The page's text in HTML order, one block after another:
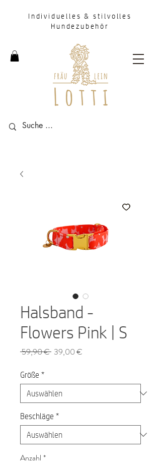
Individuelles & stilvolles
Hundezubehör
Halsband -
Flowers Pink | S
59,90 € Standardpreis
39,00 €
Größe *
Beschläge *
Anzahl *